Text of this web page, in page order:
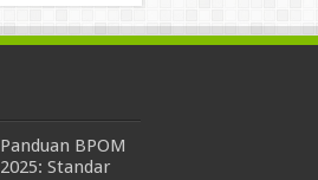
Panduan BPOM
2025: Standar